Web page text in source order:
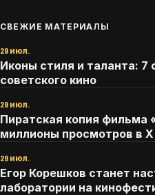
СВЕЖИЕ МАТЕРИАЛЫ
29 июл.
Иконы стиля и таланта:
советского кино
29 июл.
Пиратская копия фильма
миллионы просмотров в
29 июл.
Егор Корешков станет
лаборатории на